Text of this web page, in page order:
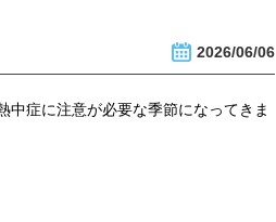
2026/06/06
症に注意が必要な季節になってきま